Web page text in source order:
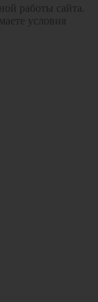
работы сайта.
условия